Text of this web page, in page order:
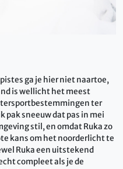
ga je hier niet naartoe,
is wellicht het meest
ter
pak sneeuw dat pas in mei
stil, en omdat Ruka zo
kans om het noorderlicht te
Ruka een uitstekend
compleet als je de